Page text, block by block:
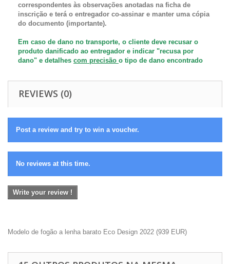
correspondentes às observações anotadas na ficha de
inscrição e terá o entregador co-assinar e manter uma cópia
do documento (importante).
Em caso de dano no transporte, o cliente deve recusar o
produto danificado ao entregador e indicar "recusa por
dano" e detalhes com precisão o tipo de dano encontrado
REVIEWS (0)
Post a review and try to win a voucher.
No reviews at this time.
Write your review !
Modelo de fogão a lenha barato Eco Design 2022 (939 EUR)